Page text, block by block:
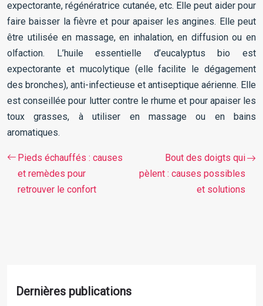
expectorante, régénératrice cutanée, etc. Elle peut aider pour
faire baisser la fièvre et pour apaiser les angines. Elle peut
être utilisée en massage, en inhalation, en diffusion ou en
olfaction. L’huile essentielle d’eucalyptus bio est
expectorante et mucolytique (elle facilite le dégagement
des bronches), anti-infectieuse et antiseptique aérienne. Elle
est conseillée pour lutter contre le rhume et pour apaiser les
toux grasses, à utiliser en massage ou en bains
aromatiques.
Pieds échauffés : causes
et remèdes pour
retrouver le confort
Bout des doigts qui
pèlent : causes possibles
et solutions
Dernières publications